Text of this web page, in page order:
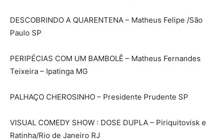
DESCOBRINDO A QUARENTENA – Matheus Felipe /São
Paulo SP
PERIPÉCIAS COM UM BAMBOLÊ – Matheus Fernandes
Teixeira – Ipatinga MG
PALHAÇO CHEROSINHO – Presidente Prudente SP
VISUAL COMEDY SHOW : DOSE DUPLA – Piriquitovisk e
Ratinha/Rio de Janeiro RJ